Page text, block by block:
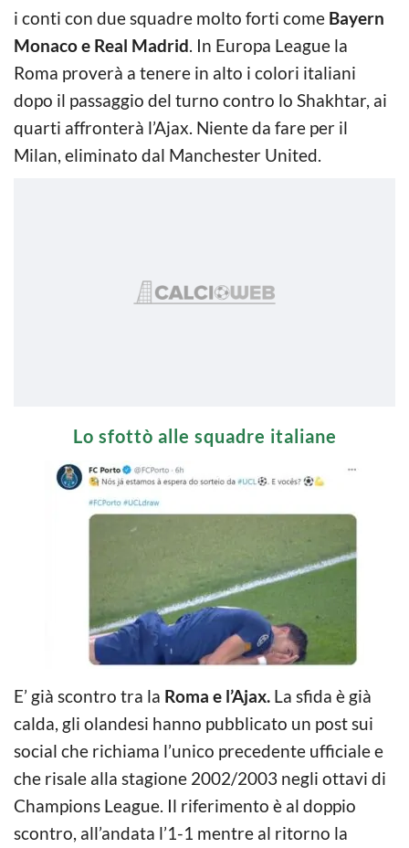
i conti con due squadre molto forti come Bayern
Monaco e Real Madrid. In Europa League la
Roma proverà a tenere in alto i colori italiani
dopo il passaggio del turno contro lo Shakhtar, ai
quarti affronterà l’Ajax. Niente da fare per il
Milan, eliminato dal Manchester United.
Lo sfottò alle squadre italiane
E’ già scontro tra la Roma e l’Ajax. La sfida è già
calda, gli olandesi hanno pubblicato un post sui
social che richiama l’unico precedente ufficiale e
che risale alla stagione 2002/2003 negli ottavi di
Champions League. Il riferimento è al doppio
scontro, all’andata l’1-1 mentre al ritorno la